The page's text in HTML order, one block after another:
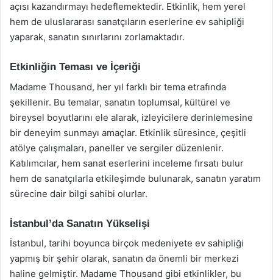
açısı kazandırmayı hedeflemektedir. Etkinlik, hem yerel
hem de uluslararası sanatçıların eserlerine ev sahipliği
yaparak, sanatın sınırlarını zorlamaktadır.
Etkinliğin Teması ve İçeriği
Madame Thousand, her yıl farklı bir tema etrafında
şekillenir. Bu temalar, sanatın toplumsal, kültürel ve
bireysel boyutlarını ele alarak, izleyicilere derinlemesine
bir deneyim sunmayı amaçlar. Etkinlik süresince, çeşitli
atölye çalışmaları, paneller ve sergiler düzenlenir.
Katılımcılar, hem sanat eserlerini inceleme fırsatı bulur
hem de sanatçılarla etkileşimde bulunarak, sanatın yaratım
sürecine dair bilgi sahibi olurlar.
İstanbul’da Sanatın Yükselişi
İstanbul, tarihi boyunca birçok medeniyete ev sahipliği
yapmış bir şehir olarak, sanatın da önemli bir merkezi
haline gelmiştir. Madame Thousand gibi etkinlikler, bu